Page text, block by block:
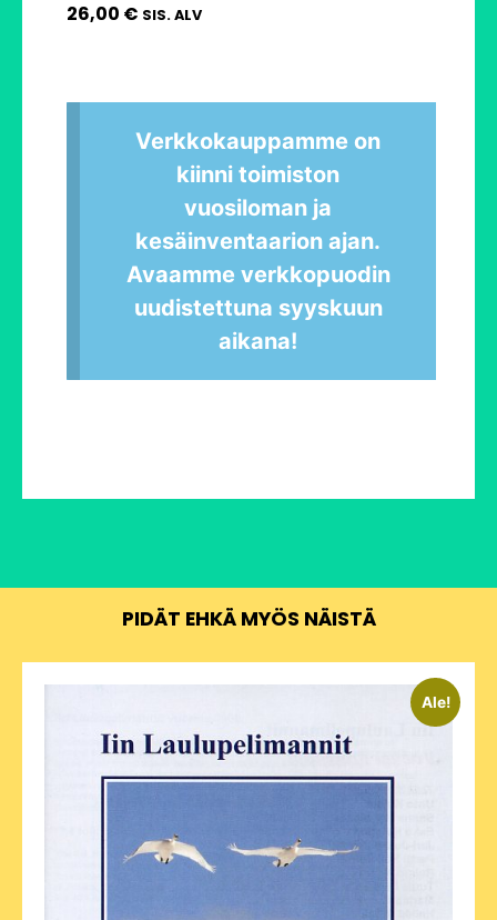
26,00 € SIS. ALV
Verkkokauppamme on
kiinni toimiston
vuosiloman ja
kesäinventaarion ajan.
Avaamme verkkopuodin
uudistettuna syyskuun
aikana!
PIDÄT EHKÄ MYÖS NÄISTÄ
Ale!